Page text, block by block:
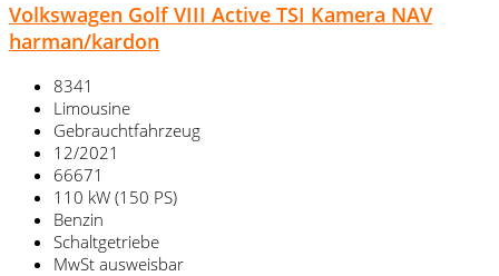
Volkswagen Golf VIII Active TSI Kamera NAV
harman/kardon
8341
Limousine
Gebrauchtfahrzeug
12/2021
66671
110 kW (150 PS)
Benzin
Schaltgetriebe
MwSt ausweisbar